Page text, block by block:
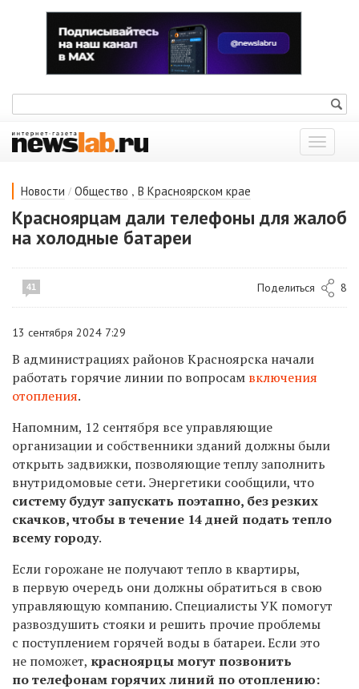
Показать
меню
Новости / Общество , В Красноярском крае
Красноярцам дали телефоны для жалоб
на холодные батареи
41 Поделиться 8
13 сентября 2024 7:29
В администрациях районов Красноярска начали
работать горячие линии по вопросам включения
отопления.
Напомним, 12 сентября все управляющие
организации и собственники зданий должны были
открыть задвижки, позволяющие теплу заполнить
внутридомовые сети. Энергетики сообщили, что
систему будут запускать поэтапно, без резких
скачков, чтобы в течение 14 дней подать тепло
всему городу.
Если горожане не получают тепло в квартиры,
в первую очередь они должны обратиться в свою
управляющую компанию. Специалисты УК помогут
развоздушить стояки и решить прочие проблемы
с поступлением горячей воды в батареи. Если это
не поможет, красноярцы могут позвонить
по телефонам горячих линий по отоплению: